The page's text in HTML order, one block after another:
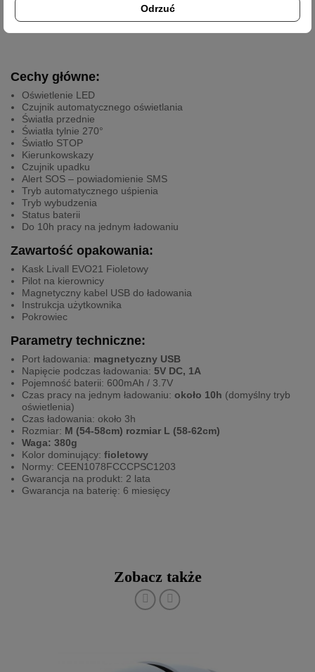
Cechy główne:
Oświetlenie LED
Czujnik automatycznego oświetlania
Światła przednie
Światła tylnie 270°
Światło STOP
Kierunkowskazy
Czujnik upadku
Alert SOS – powiadomienie SMS
Tryb automatycznego uśpienia
Tryb wybudzenia
Status baterii
Do 10h pracy na jednym ładowaniu
Zawartość opakowania:
Kask Livall EVO21 Fioletowy
Pilot na kierownicy
Magnetyczny kabel USB do ładowania
Instrukcja użytkownika
Pokrowiec
Parametry techniczne:
Port ładowania: magnetyczny USB
Napięcie podczas ładowania: 5V DC, 1A
Pojemność baterii: 600mAh / 3.7V
Czas pracy na jednym ładowaniu: około 10h (domyślny tryb
oświetlenia)
Czas ładowania: około 3h
Rozmiar: M (54-58cm) rozmiar L (58-62cm)
Waga: 380g
Kolor dominujący: fioletowy
Normy: CEEN1078FCCCPSC1203
Gwarancja na produkt: 2 lata
Gwarancja na baterię: 6 miesięcy
Zobacz także
Odrzuć